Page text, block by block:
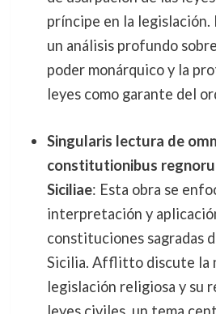
príncipe en la legislación.
un análisis profundo
poder monárquico y la
leyes como garante del
Singularis lectura de
constitutionibus
Siciliae: Esta obra se
interpretación y
constituciones sagradas
Sicilia. Afflitto discute la
legislación religiosa y su